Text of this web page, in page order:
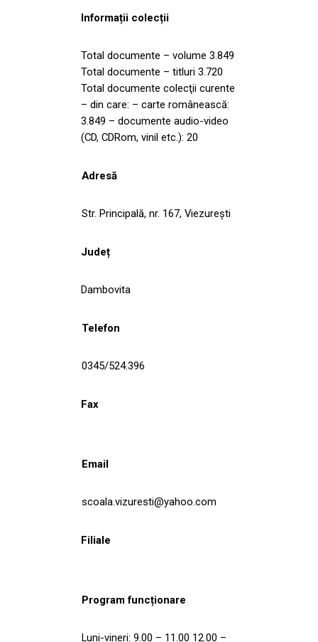
Informații colecții
Total documente – volume 3.849
Total documente – titluri 3.720
Total documente colecţii curente
– din care: – carte românească:
3.849 – documente audio-video
(CD, CDRom, vinil etc.): 20
Adresă
Str. Principală, nr. 167, Viezurești
Județ
Dambovita
Telefon
0345/524.396
Fax
Email
scoala.vizuresti@yahoo.com
Filiale
Program funcționare
Luni-vineri: 9.00 – 11.00 12.00 –